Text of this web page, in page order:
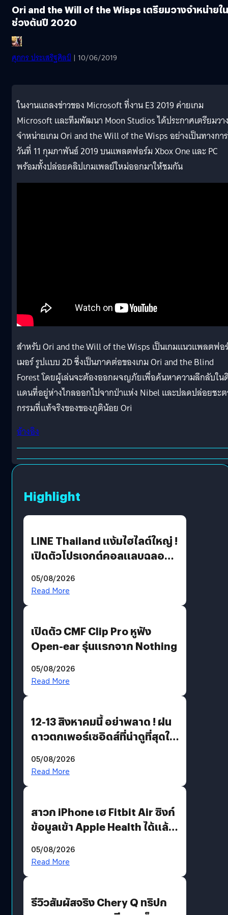
Ori and the Will of the Wisps เตรียมวางจำหน่ายใน
ช่วงต้นปี 2020
ศุภกร ประเสริฐศิลป์ | 10/06/2019
ในงานแถลงข่าวของ Microsoft ที่งาน E3 2019 ค่ายเกม
Microsoft และทีมพัฒนา Moon Studios ได้ประกาศเตรียมวา
จำหน่ายเกม Ori and the Will of the Wisps อย่างเป็นทางกา
วันที่ 11 กุมภาพันธ์ 2019 บนแพลตฟอร์ม Xbox One และ PC
พร้อมทั้งปล่อยคลิปเกมเพลย์ใหม่ออกมาให้ชมกัน
สำหรับ Ori and the Will of the Wisps เป็นเกมแนวแพลตฟอ
เมอร์ รูปแบบ 2D ซึ่งเป็นภาคต่อของเกม Ori and the Blind
Forest โดยผู้เล่นจะต้องออกผจญภัยเพื่อค้นหาความลึกลับใน
แดนที่อยู่ห่างไกลออกไปจากป่าแห่ง Nibel และปลดปล่อยชะ
กรรมที่แท้จริงของของภูติน้อย Ori
อ้างอิง
Highlight
LINE Thailand แง้มไฮไลต์ใหญ่ !
เปิดตัวโปรเจกต์คอลแลบฉลอง
Moon x LINE FRIENDS
05/08/2026
Read More
เปิดตัว CMF Clip Pro หูฟัง
Open-ear รุ่นแรกจาก Nothing
05/08/2026
Read More
12-13 สิงหาคมนี้ อย่าพลาด ! ฝน
ดาวตกเพอร์เซอิดส์ที่น่าดูที่สุดใน
05/08/2026
Read More
สาวก iPhone เฮ Fitbit Air ซิงก์
ข้อมูลเข้า Apple Health ได้แล้ว
05/08/2026
Read More
รีวิวสัมผัสจริง Chery Q ทริปก